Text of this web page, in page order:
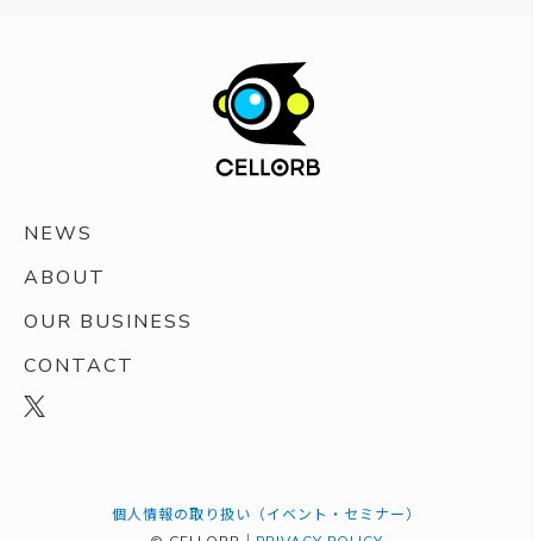
NEWS
ABOUT
OUR BUSINESS
CONTACT
個人情報の取り扱い（イベント・セミナー）